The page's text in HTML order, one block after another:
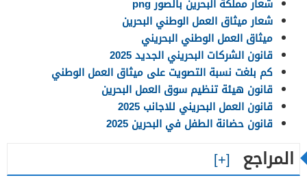
شعار مملكة البحرين بالصور png
شعار ميثاق العمل الوطني البحرين
ميثاق العمل الوطني البحريني
قانون الشركات البحريني الجديد 2025
كم بلغت نسبة التصويت على ميثاق العمل الوطني
قانون هيئة تنظيم سوق العمل البحرين
قانون العمل البحريني للاجانب 2025
قانون حضانة الطفل في البحرين 2025
المراجع